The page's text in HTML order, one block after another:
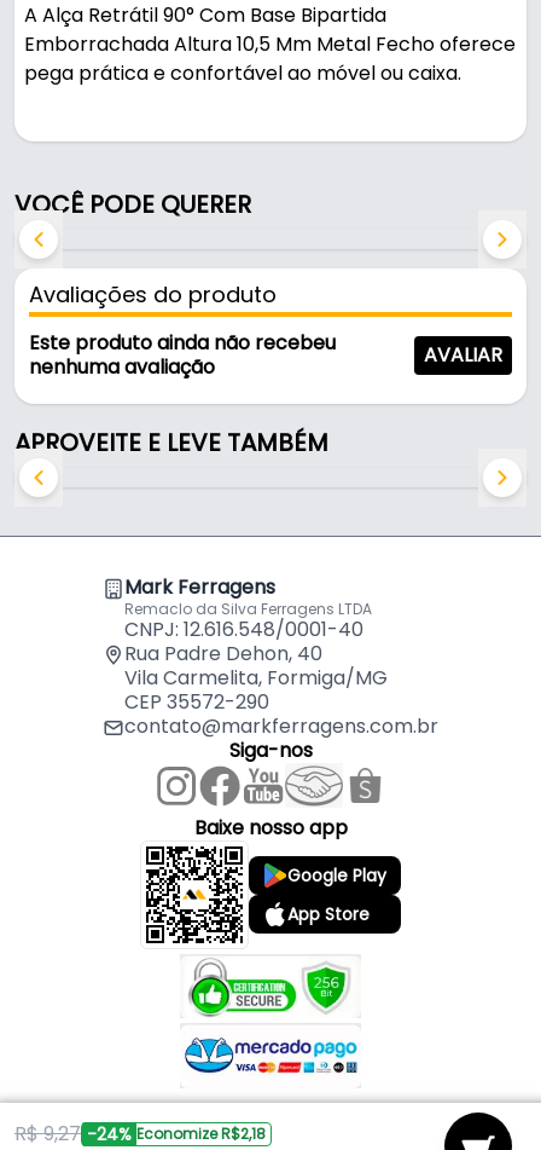
R$ 9,27 -24% Economize R$2,18
A Alça Retrátil 90° Com Base Bipartida
Emborrachada Altura 10,5 Mm Metal Fecho oferece
pega prática e confortável ao móvel ou caixa.
Características:
- Marca: Metal Fecho
- Modelo: Alça Retrátil
- Material: Aço Carbono
- Acabamento: Bicromatizado
- Furos de fixação: Ø 4,5 mm
- Pintura époxi: Zincado Azulado
VOCÊ PODE QUERER
Avaliações do produto
Este produto ainda não recebeu
nenhuma avaliação
AVALIAR
APROVEITE E LEVE TAMBÉM
Mark Ferragens
Remaclo da Silva Ferragens LTDA
CNPJ: 12.616.548/0001-40
Rua Padre Dehon, 40
Vila Carmelita, Formiga/MG
CEP 35572-290
contato@markferragens.com.br
Siga-nos
Baixe nosso app
Google Play
App Store
Copyright © 2026 Mark Ferragens. Todos os direitos reservados.